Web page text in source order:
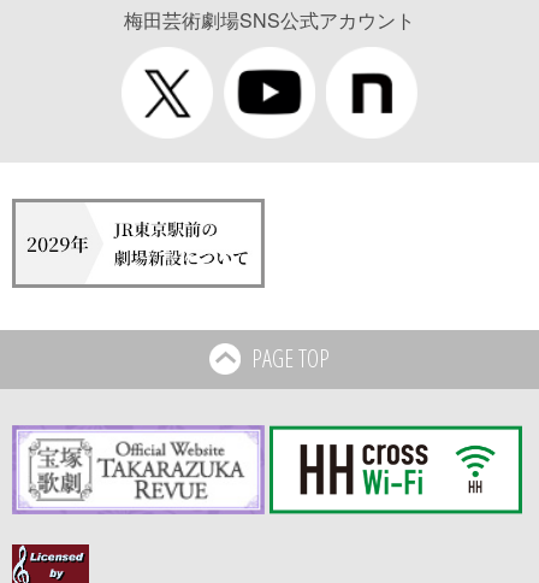
梅田芸術劇場SNS公式アカウント
PAGE TOP